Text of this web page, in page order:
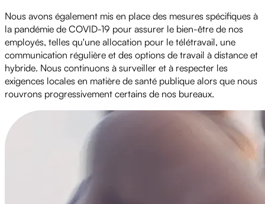
Nous avons également mis en place des mesures spécifiques à
la pandémie de COVID-19 pour assurer le bien-être de nos
employés, telles qu'une allocation pour le télétravail, une
communication régulière et des options de travail à distance et
hybride. Nous continuons à surveiller et à respecter les
exigences locales en matière de santé publique alors que nous
rouvrons progressivement certains de nos bureaux.